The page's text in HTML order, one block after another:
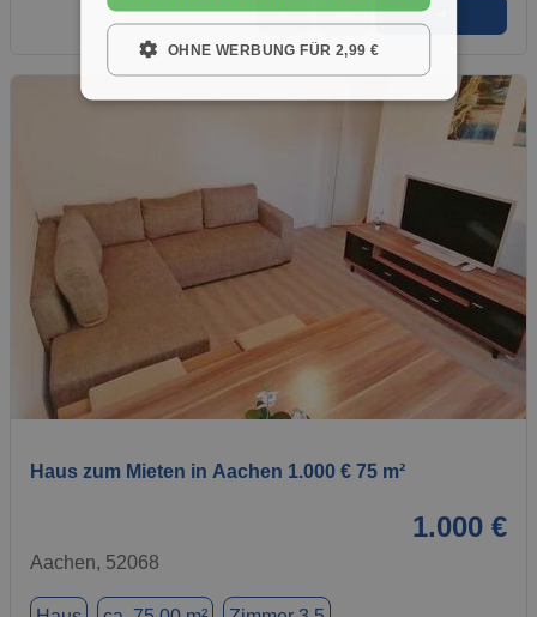
★ ➦
Haus zum Mieten in Aachen 1.000 € 75 m²
1.000 €
Aachen, 52068
OHNE WERBUNG FÜR 2,99 €